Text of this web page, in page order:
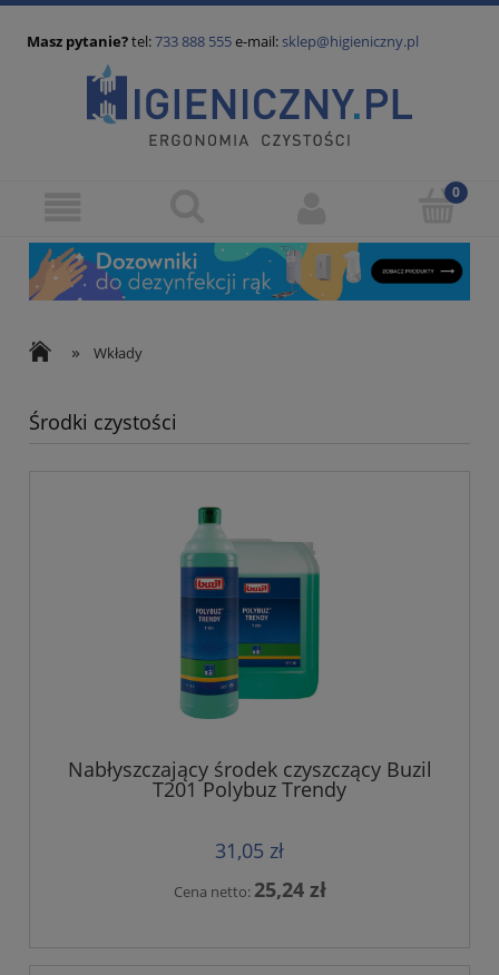
Masz pytanie?tel:733 888 555e-mail:sklep@higieniczny.pl
» Wkłady
Środki czystości
Nabłyszczający środek czyszczący Buzil
T201 Polybuz Trendy
31,05 zł
Cena netto: 25,24 zł